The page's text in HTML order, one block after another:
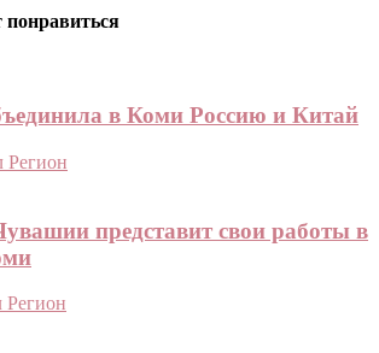
в Коми Россию и Китай
Регион
представит свои работы в